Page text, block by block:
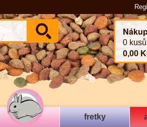
0 kusů
0,00
fretky